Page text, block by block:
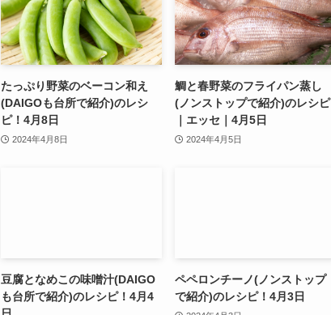
たっぷり野菜のベーコン和え
(DAIGOも台所で紹介)のレシ
ピ！4月8日
2024年4月8日
鯛と春野菜のフライパン蒸し
(ノンストップで紹介)のレシピ
｜エッセ｜4月5日
2024年4月5日
豆腐となめこの味噌汁(DAIGO
も台所で紹介)のレシピ！4月4
ペペロンチーノ(ノンストップ
で紹介)のレシピ！4月3日